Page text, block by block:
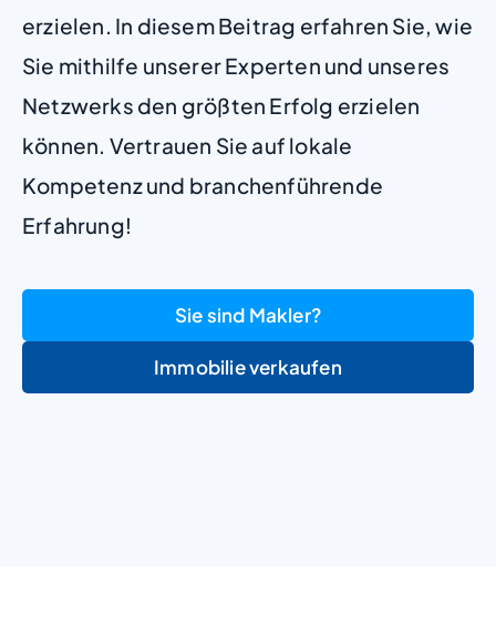
erzielen. In diesem Beitrag erfahren Sie, wie
Sie mithilfe unserer Experten und unseres
Netzwerks den größten Erfolg erzielen
können. Vertrauen Sie auf lokale
Kompetenz und branchenführende
Erfahrung!
Sie sind Makler?
Immobilie verkaufen